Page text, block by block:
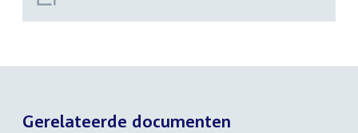
Gerelateerde documenten